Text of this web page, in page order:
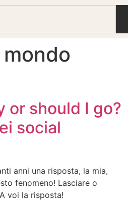
mondo
or should I go?
social
anni una risposta, la mia,
fenomeno! Lasciare o
voi la risposta!